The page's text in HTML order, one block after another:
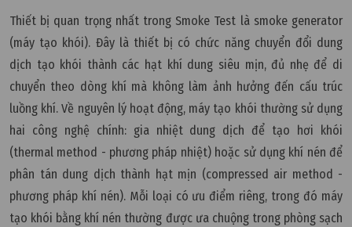
Thiết bị quan trọng nhất trong Smoke Test là smoke generator
(máy tạo khói). Đây là thiết bị có chức năng chuyển đổi dung
dịch tạo khói thành các hạt khí dung siêu mịn, đủ nhẹ để di
chuyển theo dòng khí mà không làm ảnh hưởng đến cấu trúc
luồng khí. Về nguyên lý hoạt động, máy tạo khói thường sử dụng
hai công nghệ chính: gia nhiệt dung dịch để tạo hơi khói
(thermal method - phương pháp nhiệt) hoặc sử dụng khí nén để
phân tán dung dịch thành hạt mịn (compressed air method -
phương pháp khí nén). Mỗi loại có ưu điểm riêng, trong đó máy
tạo khói bằng khí nén thường được ưa chuộng trong phòng sạch